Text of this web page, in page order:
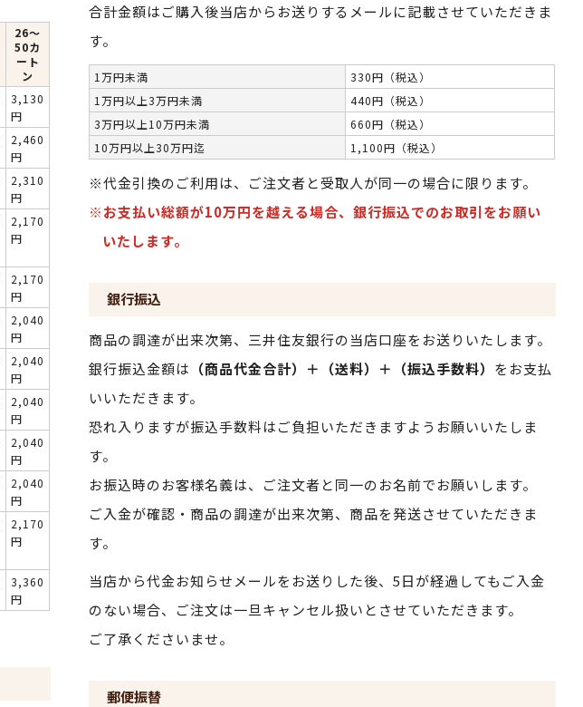
26～
50カ
ート
ン
3,130
円
2,460
円
2,310
円
2,170
円
2,170
円
2,040
円
2,040
円
2,040
円
2,040
円
2,040
円
2,170
円
3,360
円
合計金額はご購入後当店からお送りするメールに記載させていただきま
す。
1万円未満
330円（税込）
1万円以上3万円未満
440円（税込）
3万円以上10万円未満
660円（税込）
10万円以上30万円迄
1,100円（税込）
※代金引換のご利用は、ご注文者と受取人が同一の場合に限ります。
※お支払い総額が10万円を越える場合、銀行振込でのお取引をお願い
いたします。
銀行振込
商品の調達が出来次第、三井住友銀行の当店口座をお送りいたします。
銀行振込金額は （商品代金合計）＋（送料）＋（振込手数料） をお支払
いいただきます。
恐れ入りますが振込手数料はご負担いただきますようお願いいたしま
す。
お振込時のお客様名義は、ご注文者と同一のお名前でお願いします。
ご入金が確認・商品の調達が出来次第、商品を発送させていただきま
す。
当店から代金お知らせメールをお送りした後、5日が経過してもご入金
のない場合、ご注文は一旦キャンセル扱いとさせていただきます。
ご了承くださいませ。
郵便振替